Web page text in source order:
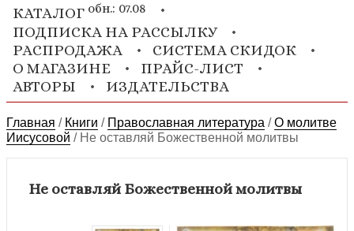
КАТАЛОГ обн.: 07.08
ПОДПИСКА НА РАССЫЛКУ
РАСПРОДАЖА
СИСТЕМА СКИДОК
О МАГАЗИНЕ
ПРАЙС-ЛИСТ
АВТОРЫ
ИЗДАТЕЛЬСТВА
Главная / Книги / Православная литература /О молитве
Иисусовой / Не оставляй Божественной молитвы
Не оставляй Божественной молитвы